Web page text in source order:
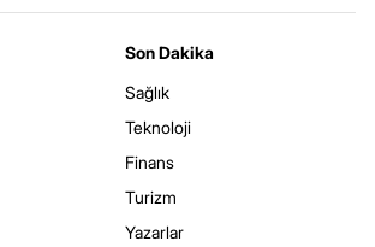
Son Dakika
Sağlık
Teknoloji
Finans
Turizm
Yazarlar